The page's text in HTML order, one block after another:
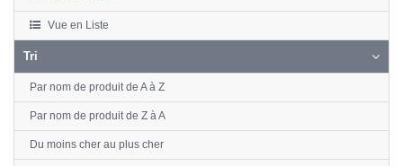
Vue en Liste
Tri
Par nom de produit de A à Z
Par nom de produit de Z à A
Du moins cher au plus cher